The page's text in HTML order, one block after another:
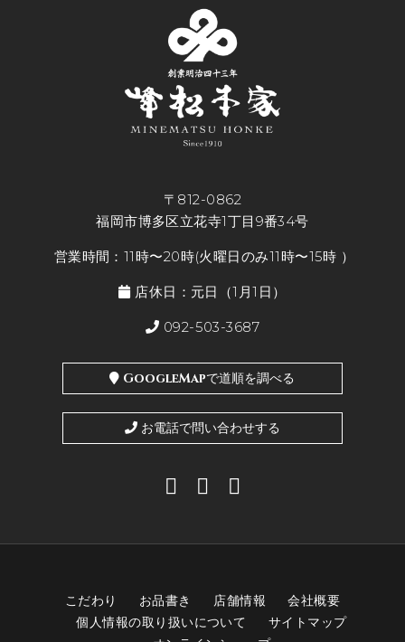
〒812-0862
福岡市博多区立花寺1丁目9番34号
営業時間：11時〜20時(火曜日のみ11時〜15時 ）
店休日：元日（1月1日）
092-503-3687
GoogleMapで道順を調べる
お電話で問い合わせする
こだわり お品書き 店舗情報
会社概要
個人情報の取り扱いについて
サイトマップ